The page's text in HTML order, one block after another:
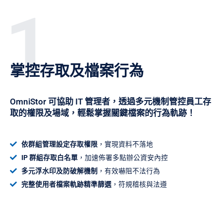
1
掌控存取及檔案行為
OmniStor 可協助 IT 管理者，透過多元機制管控員工存
取的權限及場域，輕鬆掌握關鍵檔案的行為軌跡！
依群組管理設定存取權限，實現資料不落地
IP 群組存取白名單，加速佈署多點辦公資安內控
多元浮水印及防破解機制 ，有效嚇阻不法行為
完整使用者檔案軌跡精準篩選，符規稽核與法遵